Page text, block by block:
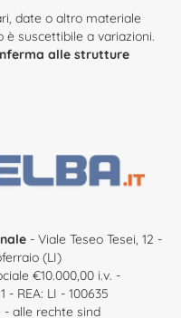
date o altro materiale
suscettibile a variazioni.
alle strutture
- Viale Teseo Tesei, 12 -
(LI)
€10.000,00 i.v. -
- REA: LI - 100635
alle rechte sind